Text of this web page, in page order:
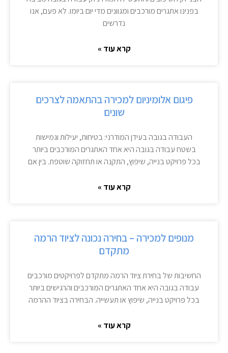
בפנינו אתגרים מורכבים ומגוונים מדי יום ביומו. לא פעם, אנו
נדרשים
קרא עוד »
פיגום אלומיניום למכירה בהתאמה לצרכים
שונים
העבודה בגובה בעידן המודרני: בטיחות, יעילות וגמישות
בשטח עבודה בגובה היא אחד האתגרים המורכבים ביותר
בכל פרויקט בנייה, שיפוץ, התקנה או תחזוקה שוטפת. בין אם
קרא עוד »
מנופים למכירה – בחירה נכונה לציוד הרמה
מתקדם
החשיבות של בחירת ציוד הרמה מתקדם לפרויקטים מורכבים
עבודה בגובה היא אחד האתגרים המורכבים והרגישים ביותר
בכל פרויקט בנייה, שיפוץ או תעשייה. הבחירה בציוד ההרמה
קרא עוד »